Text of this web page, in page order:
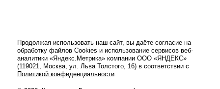
Продолжая использовать наш сайт, вы даёте согласие на
обработку файлов Cookies и использование сервисов веб-
аналитики «Яндекс.Метрика» компании ООО «ЯНДЕКС»
(119021, Москва, ул. Льва Толстого, 16) в соответствии с
Политикой конфиденциальности.